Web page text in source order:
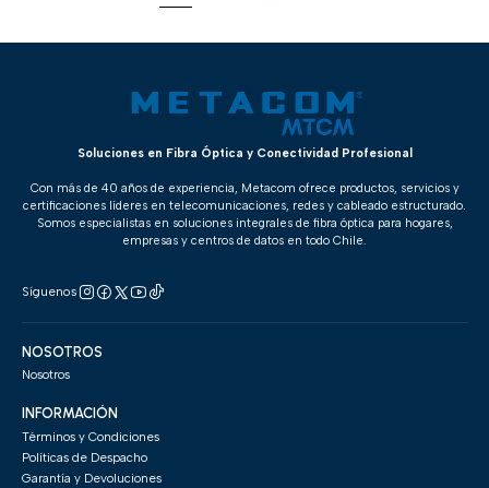
Soluciones en Fibra Óptica y Conectividad Profesional
Con más de 40 años de experiencia, Metacom ofrece productos, servicios y
certificaciones líderes en telecomunicaciones, redes y cableado estructurado.
Somos especialistas en soluciones integrales de fibra óptica para hogares,
empresas y centros de datos en todo Chile.
Síguenos
NOSOTROS
Nosotros
INFORMACIÓN
Términos y Condiciones
Políticas de Despacho
Garantía y Devoluciones